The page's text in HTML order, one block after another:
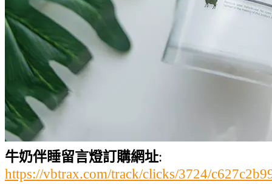
牛奶伴睡留言燈訂購網址:
https://vbtrax.com/track/clicks/3724/